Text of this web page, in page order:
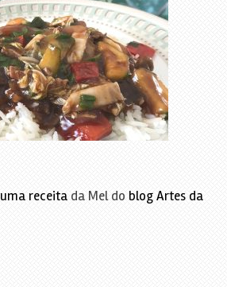
uma receitada Mel do blog Artes da